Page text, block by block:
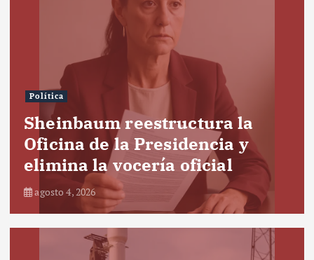
Política
Sheinbaum reestructura la
Oficina de la Presidencia y
elimina la vocería oficial
agosto 4, 2026